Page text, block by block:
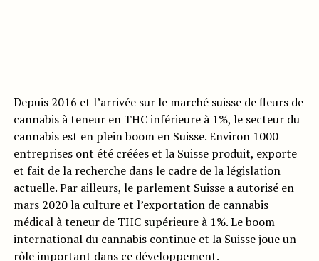
Depuis 2016 et l’arrivée sur le marché suisse de fleurs de
cannabis à teneur en THC inférieure à 1%, le secteur du
cannabis est en plein boom en Suisse. Environ 1000
entreprises ont été créées et la Suisse produit, exporte
et fait de la recherche dans le cadre de la législation
actuelle. Par ailleurs, le parlement Suisse a autorisé en
mars 2020 la culture et l’exportation de cannabis
médical à teneur de THC supérieure à 1%. Le boom
international du cannabis continue et la Suisse joue un
rôle important dans ce développement.